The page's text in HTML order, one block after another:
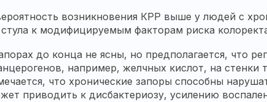
возникновения КРР выше у людей с
к модифицируемым факторам риска
до конца не ясны, но предполагается, что
например, желчных кислот, на стенки
что хронические запоры способны
приводить к дисбактериозу, усилению